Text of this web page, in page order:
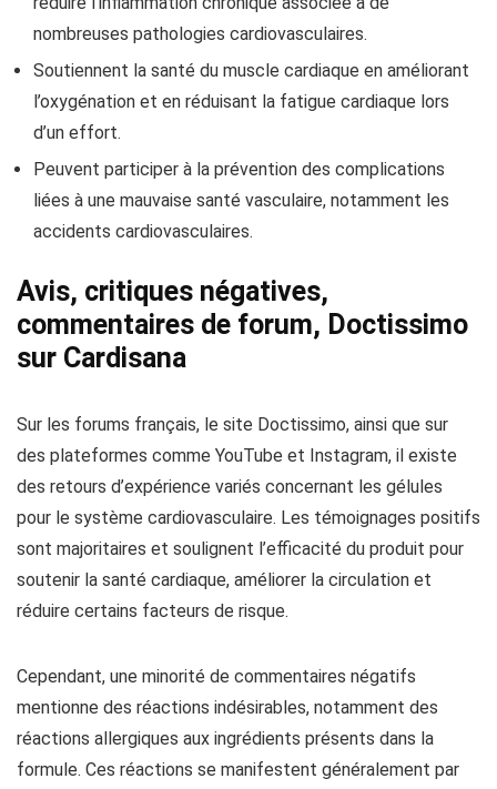
nombreuses pathologies cardiovasculaires.
Soutiennent la santé du muscle cardiaque en améliorant
l’oxygénation et en réduisant la fatigue cardiaque lors
d’un effort.
Peuvent participer à la prévention des complications
liées à une mauvaise santé vasculaire, notamment les
accidents cardiovasculaires.
Avis, critiques négatives,
commentaires de forum, Doctissimo
sur Cardisana
Sur les forums français, le site Doctissimo, ainsi que sur
des plateformes comme YouTube et Instagram, il existe
des retours d’expérience variés concernant les gélules
pour le système cardiovasculaire. Les témoignages positifs
sont majoritaires et soulignent l’efficacité du produit pour
soutenir la santé cardiaque, améliorer la circulation et
réduire certains facteurs de risque.
Cependant, une minorité de commentaires négatifs
mentionne des réactions indésirables, notamment des
réactions allergiques aux ingrédients présents dans la
formule. Ces réactions se manifestent généralement par